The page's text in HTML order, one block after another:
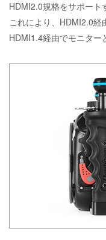
HDMI2.0規格をサポート
これにより、HDMI2.0経
HDMI1.4経由でモニター